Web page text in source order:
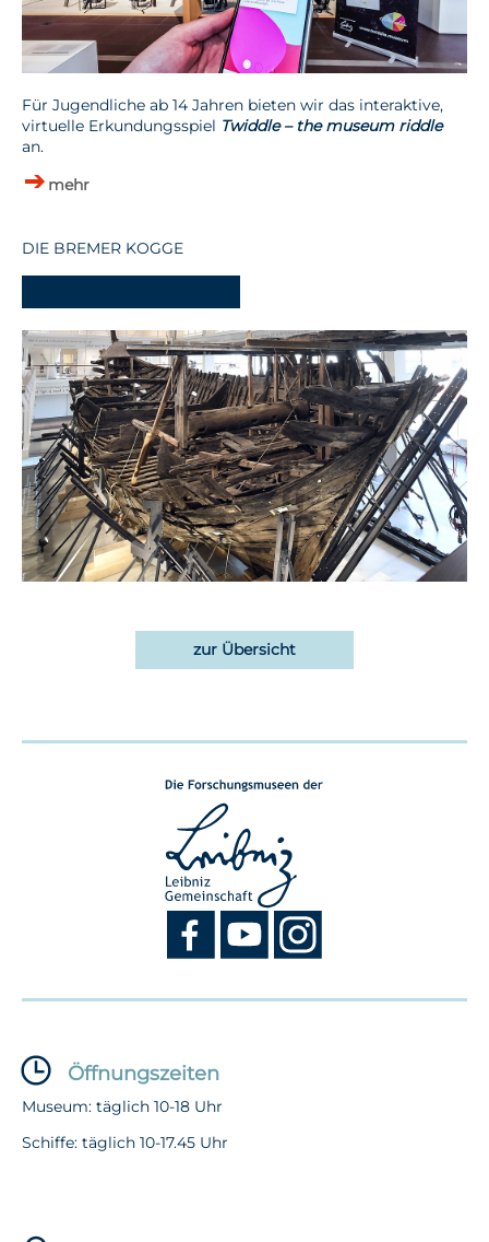
Für Jugendliche ab 14 Jahren bieten wir das interaktive,
virtuelle Erkundungsspiel Twiddle – the museum riddle
an.
mehr
DIE BREMER KOGGE
zur Übersicht
Öffnungszeiten
Museum: täglich 10-18 Uhr
Schiffe: täglich 10-17.45 Uhr